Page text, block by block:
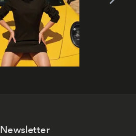
Newsletter